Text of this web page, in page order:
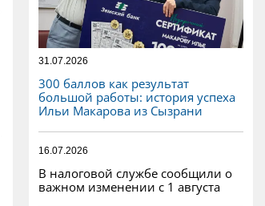
31.07.2026
300 баллов как результат
большой работы: история успеха
Ильи Макарова из Сызрани
16.07.2026
В налоговой службе сообщили о
важном изменении с 1 августа